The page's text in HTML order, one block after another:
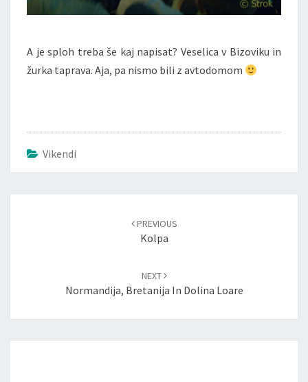
A je sploh treba še kaj napisat? Veselica v Bizoviku in
žurka taprava. Aja, pa nismo bili z avtodomom
Vikendi
PREVIOUS
Kolpa
NEXT
Normandija, Bretanija In Dolina Loare